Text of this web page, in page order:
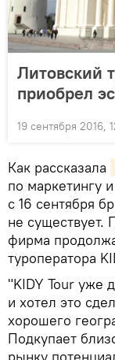
Литовский
приобрел
19 сентября 2016,
Как рассказала
по маркетингу
с 16 сентября
не существует.
фирма
туроператора
"KIDY Tour уже
и хотел это
хорошего
Подкупает
рынку